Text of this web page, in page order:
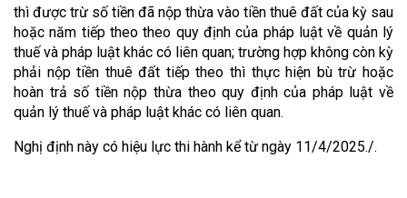
thì được trừ số tiền đã nộp thừa vào tiền thuê đất của kỳ sau
hoặc năm tiếp theo theo quy định của pháp luật về quản lý
thuế và pháp luật khác có liên quan; trường hợp không còn kỳ
phải nộp tiền thuê đất tiếp theo thì thực hiện bù trừ hoặc
hoàn trả số tiền nộp thừa theo quy định của pháp luật về
quản lý thuế và pháp luật khác có liên quan.
Nghị định này có hiệu lực thi hành kể từ ngày 11/4/2025./.